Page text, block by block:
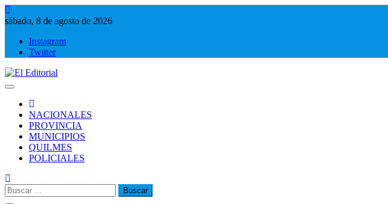
Saltar
al
sábado, 8 de agosto de 2026
Instagram
Twitter
NACIONALES
PROVINCIA
MUNICIPIOS
QUILMES
POLICIALES
Buscar: